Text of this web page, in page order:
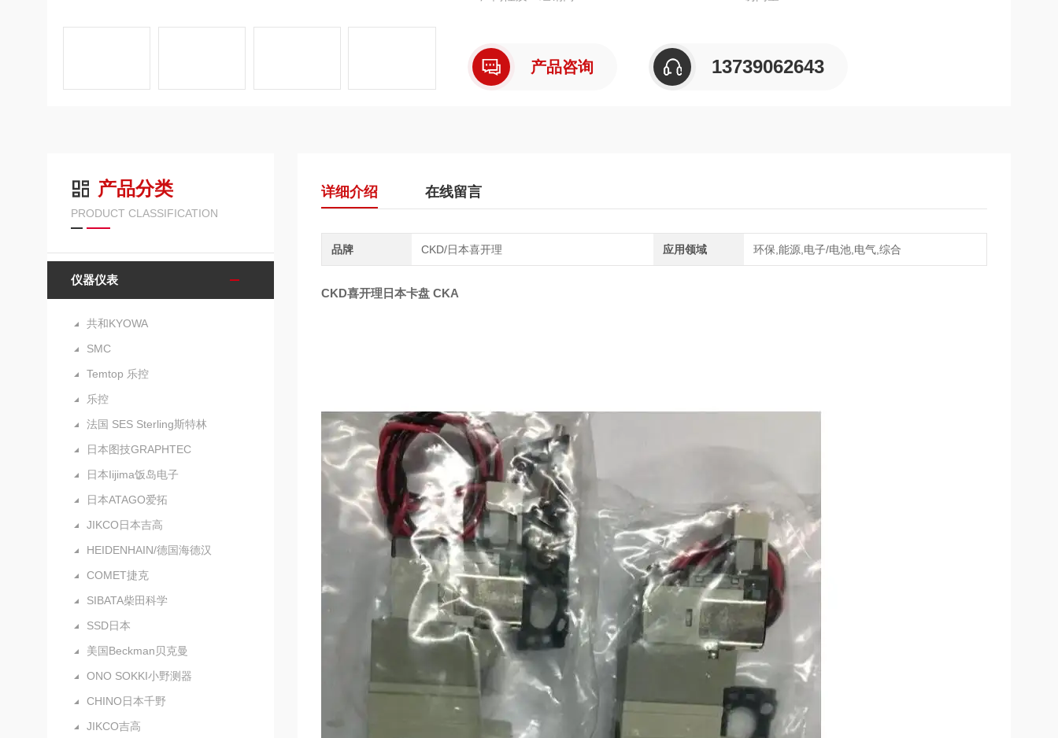
产品咨询 13739062643
产品分类
PRODUCT CLASSIFICATION
仪器仪表
共和KYOWA
SMC
Temtop 乐控
乐控
法国 SES Sterling斯特林
日本图技GRAPHTEC
日本Iijima饭岛电子
日本ATAGO爱拓
JIKCO日本吉高
HEIDENHAIN/德国海德汉
COMET捷克
SIBATA柴田科学
SSD日本
美国Beckman贝克曼
ONO SOKKI小野测器
CHINO日本千野
JIKCO吉高
详细介绍 在线留言
品牌 CKD/日本喜开理 应用领域 环保,能源,电子/电池,电气,综合
CKD喜开理日本卡盘 CKA